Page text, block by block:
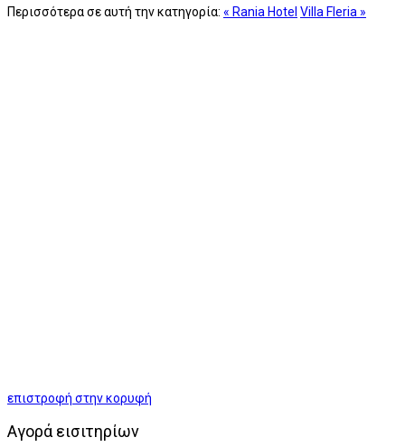
Περισσότερα σε αυτή την κατηγορία: « Rania Hotel Villa Fleria »
επιστροφή στην κορυφή
Αγορά εισιτηρίων